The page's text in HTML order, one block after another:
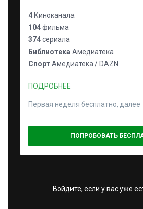
4 Киноканала
104фильма
374сериала
Библиотека Амедиатека
СпортАмедиатека / DAZN
ПОДРОБНЕЕ
Первая неделя бесплатно, далее
ПОПРОБОВАТЬ
Войдите, если у вас уже